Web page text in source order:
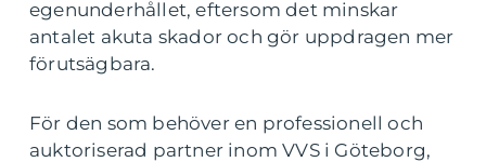
egenunderhållet, eftersom det minskar
antalet akuta skador och gör uppdragen mer
förutsägbara.
För den som behöver en professionell och
auktoriserad partner inom VVS i Göteborg,